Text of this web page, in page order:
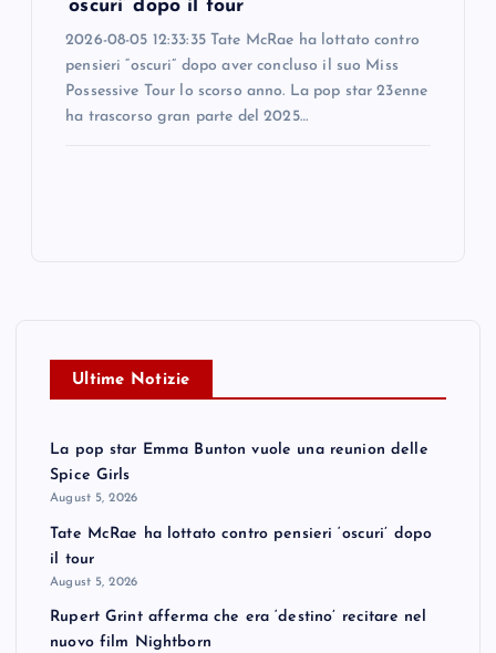
‘oscuri’ dopo il tour
2026-08-05 12:33:35 Tate McRae ha lottato contro
pensieri “oscuri” dopo aver concluso il suo Miss
Possessive Tour lo scorso anno. La pop star 23enne
ha trascorso gran parte del 2025…
Ultime Notizie
La pop star Emma Bunton vuole una reunion delle
Spice Girls
August 5, 2026
Tate McRae ha lottato contro pensieri ‘oscuri’ dopo
il tour
August 5, 2026
Rupert Grint afferma che era ‘destino’ recitare nel
nuovo film Nightborn